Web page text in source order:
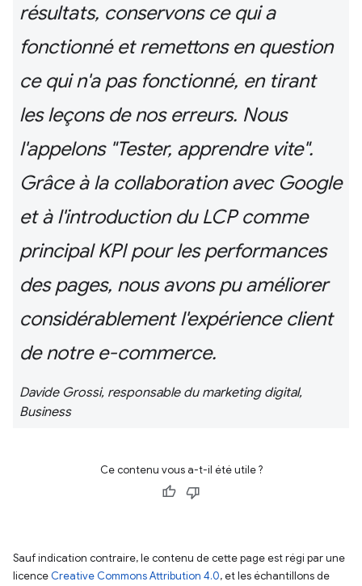
résultats, conservons ce qui a
fonctionné et remettons en question
ce qui n'a pas fonctionné, en tirant
les leçons de nos erreurs. Nous
l'appelons "Tester, apprendre vite".
Grâce à la collaboration avec Google
et à l'introduction du LCP comme
principal KPI pour les performances
des pages, nous avons pu améliorer
considérablement l'expérience client
de notre e-commerce.
Davide Grossi, responsable du marketing digital,
Business
Ce contenu vous a-t-il été utile ?
Sauf indication contraire, le contenu de cette page est régi par une
licence Creative Commons Attribution 4.0, et les échantillons de